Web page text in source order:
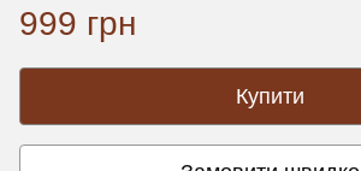
999 грн
Купити